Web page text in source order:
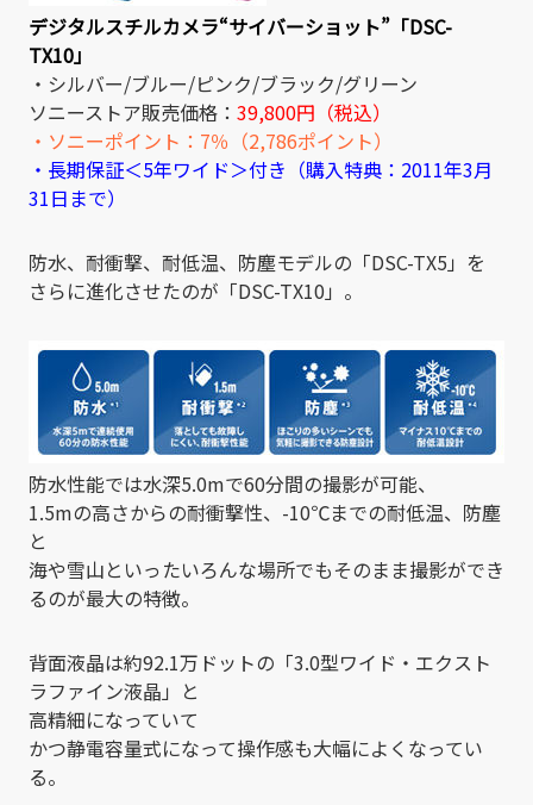
デジタルスチルカメラ“サイバーショット”「DSC-
TX10」
・シルバー/ブルー/ピンク/ブラック/グリーン
ソニーストア販売価格： 39,800円（税込）
・ソニーポイント：7％（2,786ポイント）
・長期保証＜5年ワイド＞付き（購入特典：2011年3月
31日まで）
防水、耐衝撃、耐低温、防塵モデルの「DSC-TX5」を
さらに進化させたのが「DSC-TX10」。
防水性能では水深5.0mで60分間の撮影が可能、
1.5mの高さからの耐衝撃性、-10℃までの耐低温、防塵
と
海や雪山といったいろんな場所でもそのまま撮影ができ
るのが最大の特徴。
背面液晶は約92.1万ドットの「3.0型ワイド・エクスト
ラファイン液晶」と
高精細になっていて
かつ静電容量式になって操作感も大幅によくなってい
る。